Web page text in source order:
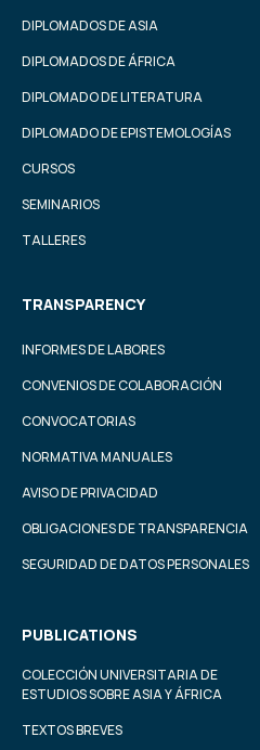
DIPLOMADOS DE ASIA
DIPLOMADOS DE ÁFRICA
DIPLOMADO DE LITERATURA
DIPLOMADO DE EPISTEMOLOGÍAS
CURSOS
SEMINARIOS
TALLERES
TRANSPARENCY
INFORMES DE LABORES
CONVENIOS DE COLABORACIÓN
CONVOCATORIAS
NORMATIVA MANUALES
AVISO DE PRIVACIDAD
OBLIGACIONES DE TRANSPARENCIA
SEGURIDAD DE DATOS PERSONALES
PUBLICATIONS
COLECCIÓN UNIVERSITARIA DE
ESTUDIOS SOBRE ASIA Y ÁFRICA
TEXTOS BREVES